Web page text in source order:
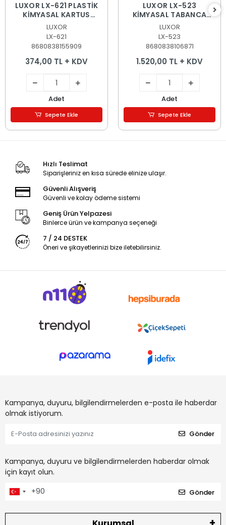
LUXOR LX-621 PLASTİK
KİMYASAL KARTUŞ
TABANCASI 345ml.
KALIN TİP
LUXOR
LX-621
8680838155909
374,00 TL + KDV
Adet
Sepete Ekle
LUXOR LX-523
KİMYASAL TABANCA
410ml.
LUXOR
LX-523
8680838106871
1.520,00 TL + KDV
Adet
Sepete Ekle
Hızlı Teslimat
Siparişleriniz en kısa sürede elinize ulaşır.
Güvenli Alışveriş
Güvenli ve kolay ödeme sistemi
Geniş Ürün Yelpazesi
Binlerce ürün ve kampanya seçeneği
7 / 24 DESTEK
Öneri ve şikayetlerinizi bize iletebilirsiniz.
Kampanya, duyuru, bilgilendirmelerden e-posta ile haberdar
olmak istiyorum.
Gönder
Kampanya, duyuru ve bilgilendirmelerden haberdar olmak
için kayıt olun.
Gönder